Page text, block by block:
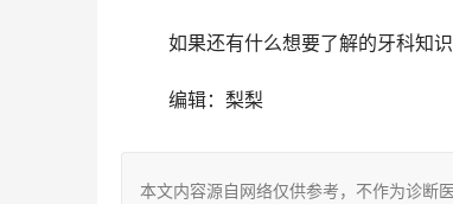
如果还有什么想要了解的牙科知
	编辑：梨梨
本文内容源自网络仅供参考，不作为诊断